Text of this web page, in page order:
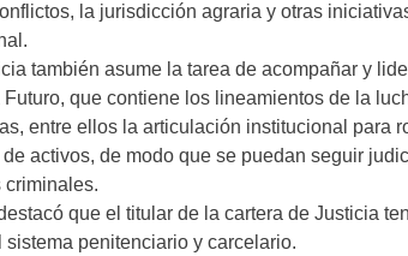
la jurisdicción agraria y otras
también asume la tarea de acompañar y
que contiene los lineamientos de la
entre ellos la articulación institucional para
activos, de modo que se puedan seguir
criminales.
que el titular de la cartera de Justicia
penitenciario y carcelario.